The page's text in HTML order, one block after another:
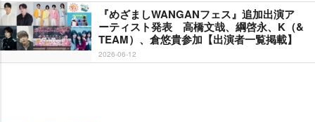
『めざましWANGANフェス』追加出演ア
ーティスト発表 高橋文哉、綱啓永、K（&
TEAM）、倉悠貴参加【出演者一覧掲載】
2026-06-12